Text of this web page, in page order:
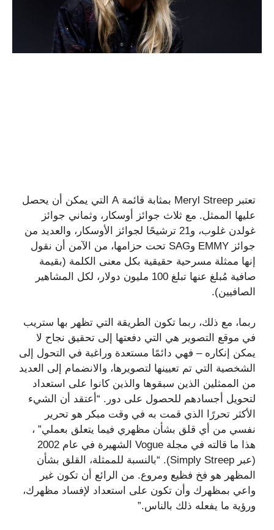
تعتبر Meryl Streep بمثابة قائمة A التي يمكن أن يحصل
عليها الممثل. مع ثلاث جوائز أوسكار، وثماني جوائز
غولدن غلوب، و21 ترشيحًا لجوائز الأوسكار، والعديد من
جوائز EMMY وSAG تحت حزامها، من الآمن أن نقول
إنها ممثلة مسرحية حقيقية بكل معنى الكلمة (بقيمة
صافية مُبلغ عنها تبلغ 100 مليون دولار، لكل المشاهير
الصافيين).
ربما، مع ذلك، ربما تكون الطريقة التي تظهر بها ستريب
في موقع التصوير هي التي دفعتها إلى تحقيق نجاح لا
يمكن إنكاره – فهي دائمًا مستعدة وراغبة في التحول إلى
الشخصية التي تم تعيينها لتصويرها، والانضمام إلى العديد
من الممثلين الذين سبقوها والذين كانوا على استعداد
لتحويل أجسادهم للحصول على دور. “أعتقد أن الشيء
الأكثر تحررًا الذي قمت به في وقت مبكر هو تحرير
نفسي من أي قلق بشأن مظهري فيما يتعلق بعملي” ،
هذا ما قالته في مجلة Vogue الشهيرة في عام 2002
(عبر Simply Streep). “بالنسبة للممثلة، القلق بشأن
المظهر هو فخ فظيع ومروع. من الرائع أن تكون غير
واعي بمظهرك وأن تكون على استعداد لإفساد مظهرك،
ورؤية ما يفعله ذلك بالناس.”